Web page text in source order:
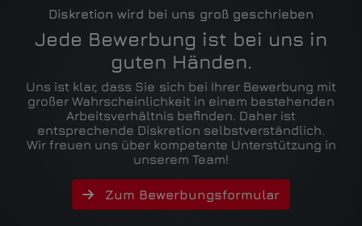
Diskretion wird bei uns groß geschrieben
Jede Bewerbung ist bei uns in
guten Händen.
Uns ist klar, dass Sie sich bei Ihrer Bewerbung mit
großer Wahrscheinlichkeit in einem bestehenden
Arbeitsverhältnis befinden. Daher ist
entsprechende Diskretion selbstverständlich.
Wir freuen uns über kompetente Unterstützung in
unserem Team!
Zum Bewerbungsformular